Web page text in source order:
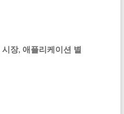
장, 애플리케이션 별